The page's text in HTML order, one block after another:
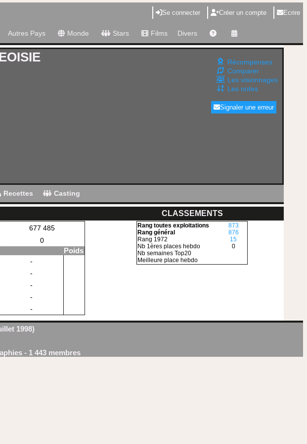
Se connecter Créer un compte Ecrire
Autres Pays Monde Stars Films Divers
Récompenses
Comparer
Les visionnages
Les notes
Signaler une erreur
Recettes Casting
CLASSEMENTS
677 485
0
Poids
-
-
-
-
-
Rang toutes exploitations
Rang général
Rang 1972
Nb 1ères places hebdo
Nb semaines Top20
Meilleure place hebdo
873
876
15
0
1998)
- 1 443 membres